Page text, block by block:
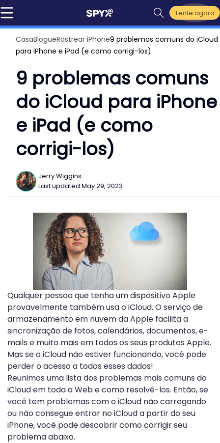
Tente agora
CasaBlogueRastrear iPhone9 problemas comuns do iCloud
para iPhone e iPad (e como corrigi-los)
9 problemas comuns
do iCloud para iPhone
e iPad (e como
corrigi-los)
Jerry Wiggins
Last updated:May 29, 2023
Qualquer pessoa que tenha um dispositivo Apple
provavelmente também usa o iCloud. O serviço de
armazenamento em nuvem da Apple facilita a
sincronização de fotos, calendários, documentos, e-
mails e muito mais em todos os seus produtos Apple.
Mas se o iCloud não estiver funcionando, você pode
perder o acesso a todos esses dados!
Reunimos uma lista dos problemas mais comuns do
iCloud em toda a Web e como resolvê-los. Então, se
você tem problemas com o iCloud não carregando
ou não consegue entrar no iCloud a partir do seu
iPhone, você pode descobrir como corrigir seu
problema abaixo.